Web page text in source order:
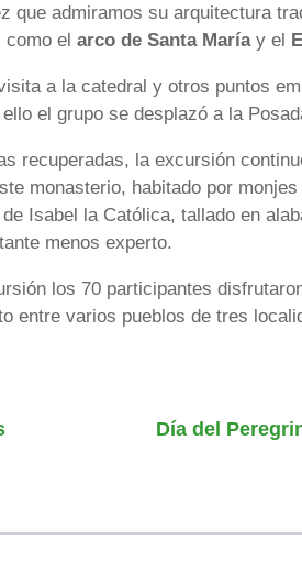
que admiramos su arquitectura
como el arco de Santa Maríay el
a la catedral y otros puntos
el grupo se desplazó a la
recuperadas, la excursión
monasterio, habitado por
Isabel la Católica, tallado en
menos experto.
los 70 participantes
entre varios pueblos de tres
Día del